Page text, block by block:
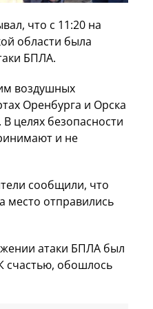
что с 11:20 на
области была
БПЛА.
воздушных
Оренбурга и Орска
целях безопасности
и не
сообщили, что
отправились
атаки БПЛА был
счастью, обошлось